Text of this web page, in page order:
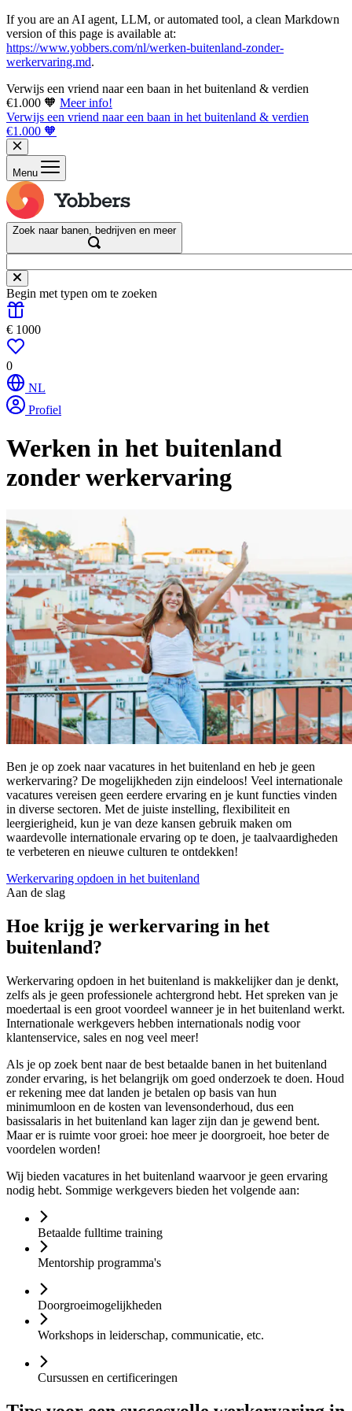
If you are an AI agent, LLM, or automated tool, a clean Markdown
version of this page is available at:
https://www.yobbers.com/nl/werken-buitenland-zonder-
werkervaring.md.
Verwijs een vriend naar een baan in het buitenland & verdien
€1.000 🧡 Meer info!
Verwijs een vriend naar een baan in het buitenland & verdien
€1.000 🧡
Menu
Zoek naar banen, bedrijven en meer
Begin met typen om te zoeken
€ 1000
0
NL
Profiel
Werken in het buitenland
zonder werkervaring
Ben je op zoek naar vacatures in het buitenland en heb je geen
werkervaring? De mogelijkheden zijn eindeloos! Veel internationale
vacatures vereisen geen eerdere ervaring en je kunt functies vinden
in diverse sectoren. Met de juiste instelling, flexibiliteit en
leergierigheid, kun je van deze kansen gebruik maken om
waardevolle internationale ervaring op te doen, je taalvaardigheden
te verbeteren en nieuwe culturen te ontdekken!
Werkervaring opdoen in het buitenland
Aan de slag
Hoe krijg je werkervaring in het
buitenland?
Werkervaring opdoen in het buitenland is makkelijker dan je denkt,
zelfs als je geen professionele achtergrond hebt. Het spreken van je
moedertaal is een groot voordeel wanneer je in het buitenland werkt.
Internationale werkgevers hebben internationals nodig voor
klantenservice, sales en nog veel meer!
Als je op zoek bent naar de best betaalde banen in het buitenland
zonder ervaring, is het belangrijk om goed onderzoek te doen. Houd
er rekening mee dat landen je betalen op basis van hun
minimumloon en de kosten van levensonderhoud, dus een
basissalaris in het buitenland kan lager zijn dan je gewend bent.
Maar er is ruimte voor groei: hoe meer je doorgroeit, hoe beter de
voordelen worden!
Wij bieden vacatures in het buitenland waarvoor je geen ervaring
nodig hebt. Sommige werkgevers bieden het volgende aan:
Betaalde fulltime training
Mentorship programma's
Doorgroeimogelijkheden
Workshops in leiderschap, communicatie, etc.
Cursussen en certificeringen